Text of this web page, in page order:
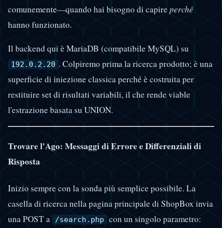
comunemente—quando hai bisogno di capireperché
hanno funzionato.
Il backend qui è MariaDB (compatibile MySQL) su
192.0.2.20 . Colpiremo prima la ricerca prodotto; è una
superficie di iniezione classica perché è costruita per
restituire set di risultati variabili, il che rende viable
l'estrazione basata su UNION.
Trovare l'Ago: Messaggi di Errore e Differenziali di
Risposta
Inizio sempre con la sonda più semplice possibile. La
casella di ricerca nella pagina principale di ShopBox invia
una POST a /search.php con un singolo parametro: